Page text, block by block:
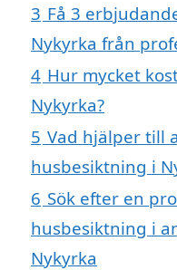
3 Få 3
Nykyrka från
4 Hur mycket
Nykyrka?
5 Vad hjälper till
husbesiktning i
6 Sök efter en
husbesiktning i
Nykyrka